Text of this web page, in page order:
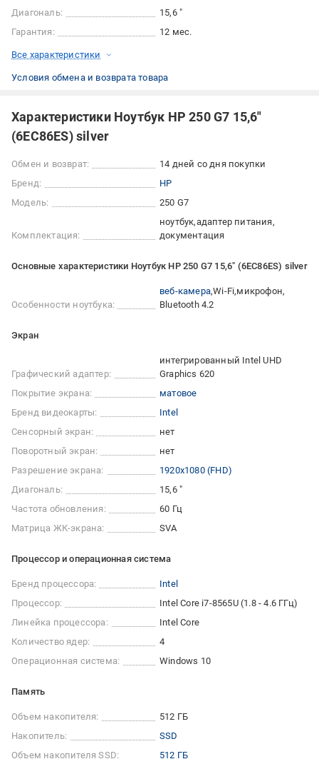
Диагональ:
15,6 "
Гарантия:
12 мес.
Все характеристики
Условия обмена и возврата товара
Характеристики Ноутбук HP 250 G7 15,6"
(6EC86ES) silver
Обмен и возврат:
14 дней со дня покупки
Бренд:
HP
Модель:
250 G7
Комплектация:
ноутбук адаптер питания
документация
Основные характеристики Ноутбук HP 250 G7 15,6" (6EC86ES) silver
Особенности ноутбука:
веб-камера Wi-Fi микрофон
Bluetooth 4.2
Экран
Графический адаптер:
интегрированный Intel UHD
Graphics 620
Покрытие экрана:
матовое
Бренд видеокарты:
Intel
Сенсорный экран:
нет
Поворотный экран:
нет
Разрешение экрана:
1920x1080 (FHD)
Диагональ:
15,6 "
Частота обновления:
60 Гц
Матрица ЖК-экрана:
SVA
Процессор и операционная система
Бренд процессора:
Intel
Процессор:
Intel Core i7-8565U (1.8 - 4.6 ГГц)
Линейка процессора:
Intel Core
Количество ядер:
4
Операционная система:
Windows 10
Память
Объем накопителя:
512 ГБ
Накопитель:
SSD
Объем накопителя SSD:
512 ГБ